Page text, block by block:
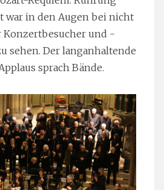
war in den Augen bei nicht
Konzertbesucher und -
sehen. Der langanhaltende
sprach Bände.